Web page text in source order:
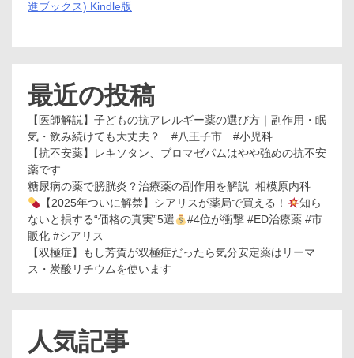
進ブックス) Kindle版
最近の投稿
【医師解説】子どもの抗アレルギー薬の選び方｜副作用・眠
気・飲み続けても大丈夫？ #八王子市 #小児科
【抗不安薬】レキソタン、ブロマゼパムはやや強めの抗不安
薬です
糖尿病の薬で膀胱炎？治療薬の副作用を解説_相模原内科
【2025年ついに解禁】シアリスが薬局で買える！
知ら
ないと損する“価格の真実”5選
#4位が衝撃 #ED治療薬 #市
販化 #シアリス
【双極症】もし芳賀が双極症だったら気分安定薬はリーマ
ス・炭酸リチウムを使います
人気記事